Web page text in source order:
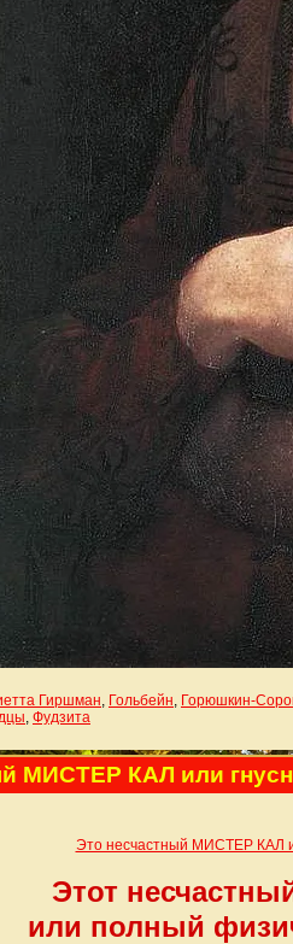
Гиршман, Гольбейн, Горюшкин-
, Фудзита
МИСТЕР КАЛ или
Это несчастный МИСТЕР КАЛ
Этот
или полный